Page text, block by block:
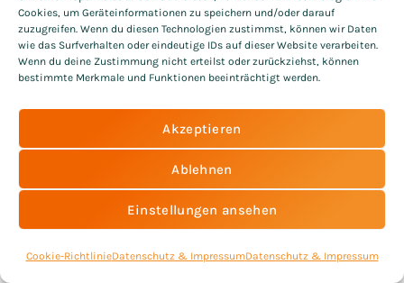
Cookies, um Geräteinformationen zu speichern und/oder darauf
zuzugreifen. Wenn du diesen Technologien zustimmst, können wir Daten
wie das Surfverhalten oder eindeutige IDs auf dieser Website verarbeiten.
Wenn du deine Zustimmung nicht erteilst oder zurückziehst, können
bestimmte Merkmale und Funktionen beeinträchtigt werden.
Akzeptieren
Ablehnen
Einstellungen ansehen
Cookie-RichtlinieDatenschutz & ImpressumDatenschutz & Impressum